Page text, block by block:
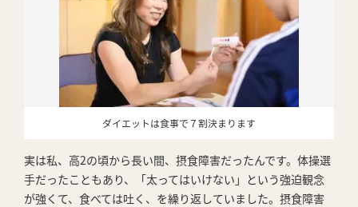
ダイエットは食事で７割決まります
実は私、高2の頃から長い間、摂食障害だったんです。体操選
手だったこともあり、「太ってはいけない」という強迫観念
が強くて、食べては吐く、を繰り返していました。摂食障害